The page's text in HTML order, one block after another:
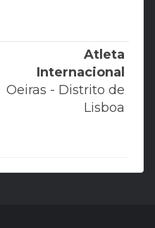
Atleta
Internacional
Oeiras - Distrito de
Lisboa